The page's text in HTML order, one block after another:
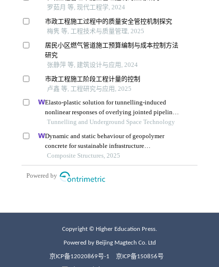
Copyright © Higher Education Press.
Powered by Beijing Magtech Co. Ltd
京ICP备12020869号-1 京ICP备150856号